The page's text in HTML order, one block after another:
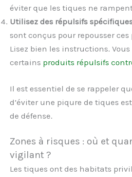
éviter que les tiques ne
Utilisez des répulsifs
sont conçus pour repousser
Lisez bien les instructions.
certains produits répulsifs
Il est essentiel de se rappeler
d’éviter une piqure de tiques
de défense.
Zones à risques : où et
vigilant ?
Les tiques ont des habitats